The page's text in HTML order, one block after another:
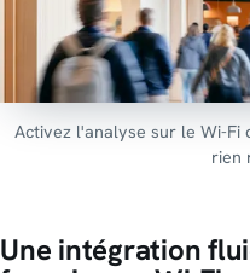
Activez l'analyse sur le Wi-Fi
rien
Une intégration